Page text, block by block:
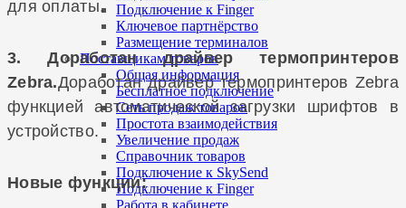
Подключение к Finger
Ключевое партнёрство
Размещение терминалов
Поставщикам товаров
Общая информация
Бесплатное подключение
Сеть продаж товаров
Простота взаимодействия
Увеличение продаж
Справочник товаров
Подключение к SkySend
Подключение к Finger
для оплаты.
3. Доработан драйвер термопринтеров
Zebra.Доработан драйвер термопринтеров Zebra
функцией автоматической загрузки шрифтов в
устройство.
Новые функции: